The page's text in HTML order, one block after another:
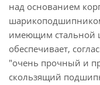
над основанием
имеющим стальной
обеспечивает,
"очень прочный и
скользящий